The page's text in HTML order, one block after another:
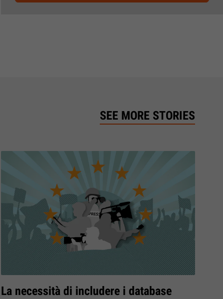
SEE MORE STORIES
La necessità di includere i database